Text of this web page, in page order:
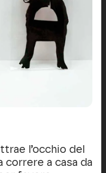
l’occhio del
correre a casa da